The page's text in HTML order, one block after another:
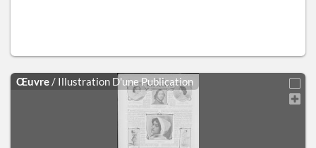
Œuvre / Illustration D'une Publication